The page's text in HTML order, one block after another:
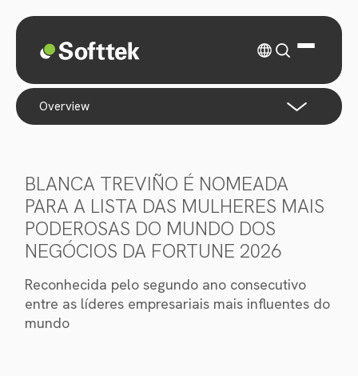
overview
BLANCA TREVIÑO É NOMEADA
PARA A LISTA DAS MULHERES MAIS
PODEROSAS DO MUNDO DOS
NEGÓCIOS DA FORTUNE 2026
Reconhecida pelo segundo ano consecutivo
entre as líderes empresariais mais influentes do
mundo